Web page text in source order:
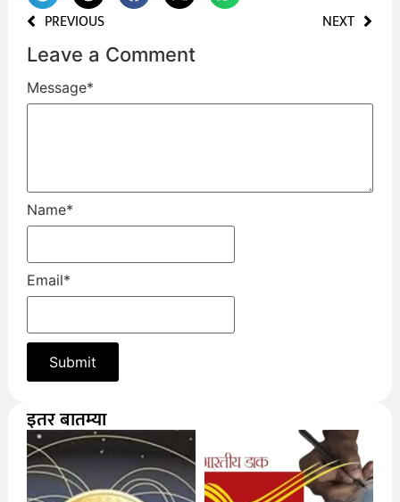
PREVIOUS NEXT
Leave a Comment
Message*
Name*
Email*
इतर बातम्या